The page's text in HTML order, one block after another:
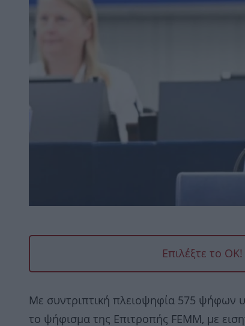
Επιλέξτε το
Με συντριπτική πλειοψηφία 575 ψήφων
το ψήφισμα της Επιτροπής FEMM, με